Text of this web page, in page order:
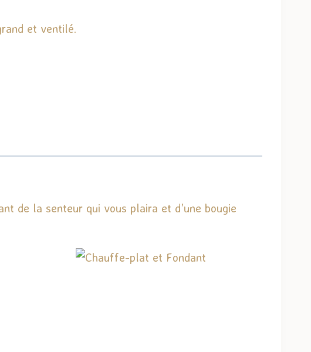
et ventilé.
de la senteur qui vous plaira et d’une bougie